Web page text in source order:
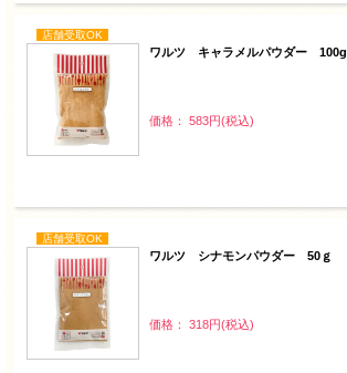
店舗受取OK
ワルツ キャラメルパウダー 100g
価格： 583円(税込)
店舗受取OK
ワルツ シナモンパウダー 50ｇ
価格： 318円(税込)